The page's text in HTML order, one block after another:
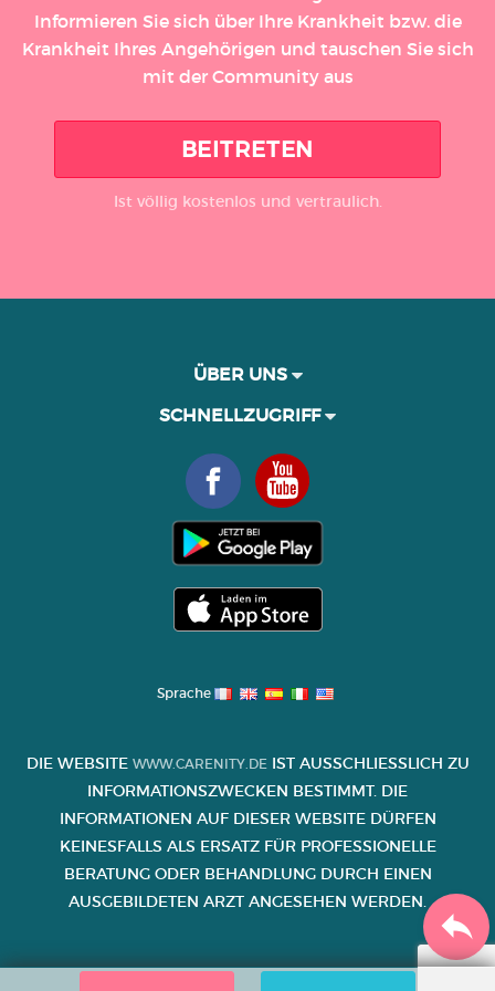
Informieren Sie sich über Ihre Krankheit bzw. die
Krankheit Ihres Angehörigen und tauschen Sie sich
mit der Community aus
BEITRETEN
Ist völlig kostenlos und vertraulich.
ÜBER UNS
SCHNELLZUGRIFF
Sprache
DIE WEBSITE WWW.CARENITY.DEIST AUSSCHLIESSLICH ZU I
NFORMATIONSZWECKEN BESTIMMT. DIE I
NFORMATIONEN AUF DIESER WEBSITE DÜRFEN K
EINESFALLS ALS ERSATZ FÜR PROFESSIONELLE B
ERATUNG ODER BEHANDLUNG DURCH EINEN A
USGEBILDETEN ARZT ANGESEHEN WERDEN.